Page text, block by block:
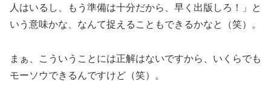
人はいるし、もう準備は十分だから、早く出版しろ！」と
いう意味かな、なんて捉えることもできるかなと（笑）。
まぁ、こういうことには正解はないですから、いくらでも
モーソウできるんですけど（笑）。